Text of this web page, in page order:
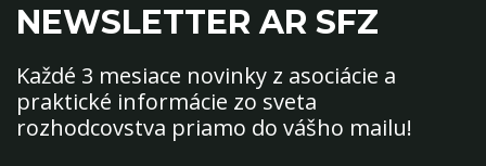
NEWSLETTER AR SFZ
Každé 3 mesiace novinky z asociácie a
praktické informácie zo sveta
rozhodcovstva priamo do vášho mailu!